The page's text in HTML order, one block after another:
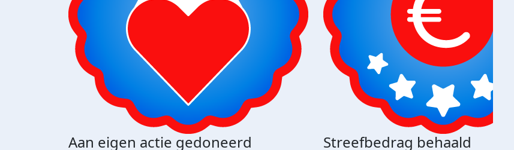
Aan eigen actie gedoneerd Streefbedrag behaald